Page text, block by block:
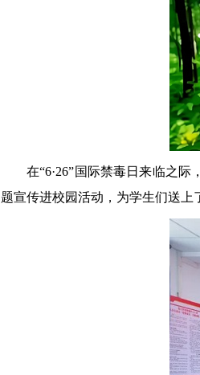
在“6·26”国际禁毒日来临之际
题宣传进校园活动，为学生们送上